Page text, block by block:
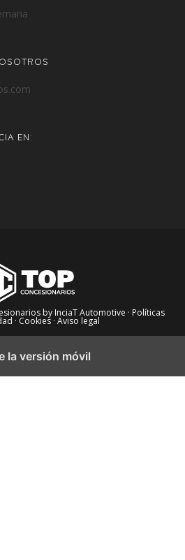
EN:
by InciaT Automotive · Políticas
· Cookies · Aviso legal
la versión móvil